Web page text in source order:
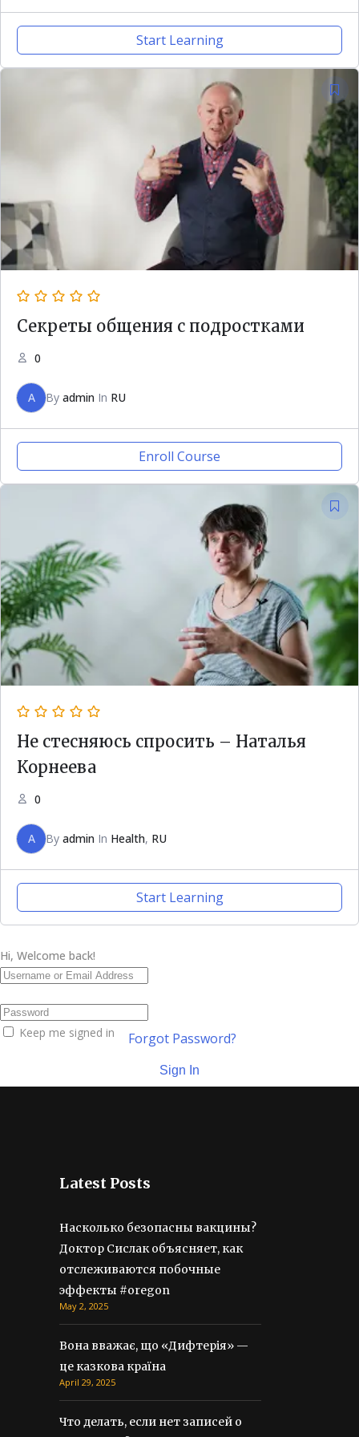
Start Learning
Секреты общения с подростками
0
A By admin In RU
Enroll Course
Не стесняюсь спросить – Наталья
Корнеева
0
A By admin In Health, RU
Start Learning
Hi, Welcome back!
Keep me signed in Forgot Password?
Sign In
Latest Posts
Насколько безопасны вакцины?
Доктор Сислак объясняет, как
отслеживаются побочные
эффекты #oregon
May 2, 2025
Вона вважає, що «Дифтерія» —
це казкова країна
April 29, 2025
Что делать, если нет записей о